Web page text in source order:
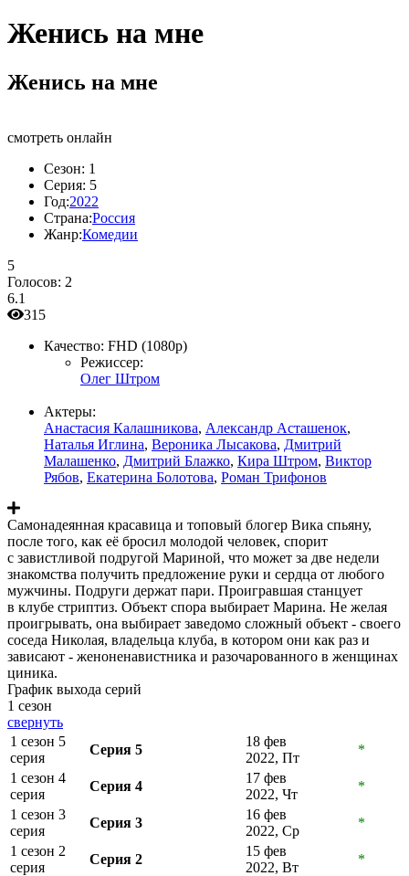
Женись на мне
Женись на мне
смотреть онлайн
Сезон: 1
Серия: 5
Год:2022
Страна:Россия
Жанр:Комедии
5
Голосов: 2
6.1
315
Качество: FHD (1080p)
Режиссер:
Олег Штром
Актеры:
Анастасия Калашникова, Александр Асташенок,
Наталья Иглина, Вероника Лысакова, Дмитрий
Малашенко, Дмитрий Блажко, Кира Штром, Виктор
Рябов, Екатерина Болотова, Роман Трифонов
Самонадеянная красавица и топовый блогер Вика спьяну,
после того, как её бросил молодой человек, спорит
с завистливой подругой Мариной, что может за две недели
знакомства получить предложение руки и сердца от любого
мужчины. Подруги держат пари. Проигравшая станцует
в клубе стриптиз. Объект спора выбирает Марина. Не желая
проигрывать, она выбирает заведомо сложный объект - своего
соседа Николая, владельца клуба, в котором они как раз и
зависают - женоненавистника и разочарованного в женщинах
циника.
График выхода серий
1 сезон
свернуть
1 сезон 5
серия
Серия 5
18 фев
2022, Пт
*
1 сезон 4
серия
Серия 4
17 фев
2022, Чт
*
1 сезон 3
серия
Серия 3
16 фев
2022, Ср
*
1 сезон 2
серия
Серия 2
15 фев
2022, Вт
*